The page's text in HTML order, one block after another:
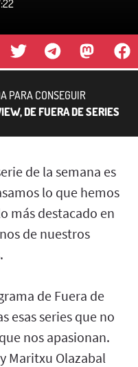
PARA CONSEGUIR
DE FUERA DE SERIES
de la semana es
lo que hemos
más destacado en
de nuestros
de Fuera de
esas series que no
nos apasionan.
Maritxu Olazabal